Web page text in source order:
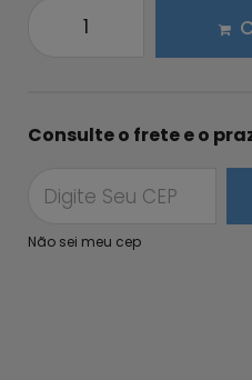
Consulte o frete e o
Não sei meu cep